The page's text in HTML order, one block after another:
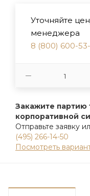
Уточняйте
менеджера
8 (800) 600-
Закажите партию
корпоративной
Отправьте заявку
(495) 266-14-50
Посмотреть